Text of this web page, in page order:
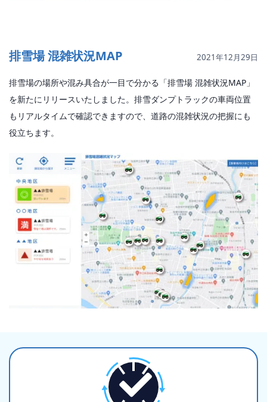
排雪場 混雑状況MAP 2021年12月29日
排雪場の場所や混み具合が一目で分かる「排雪場 混雑状況MAP」
を新たにリリースいたしました。排雪ダンプトラックの車両位置
もリアルタイムで確認できますので、道路の混雑状況の把握にも
役立ちます。